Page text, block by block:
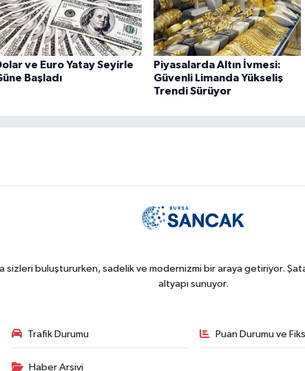
ve Euro Yatay Seyirle
Başladı
Piyasalarda Altın İvmesi:
Güvenli Limanda Yükseliş
Trendi Sürüyor
sizleri buluştururken, sadelik ve modernizmi bir araya getiriyor.
altyapı sunuyor.
Trafik Durumu Puan Durumu ve
Haber Arşivi